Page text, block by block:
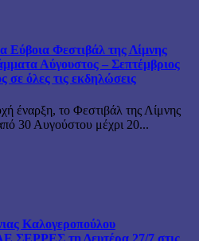
Εύβοια Φεστιβάλ της Λίμνης
Αύγουστος – Σεπτέμβριος
σε όλες τις εκδηλώσεις
έναρξη, το Φεστιβάλ της Λίμνης
30 Αυγούστου μέχρι 20...
Καλογεροπούλου
τη Δευτέρα 27/7 στις